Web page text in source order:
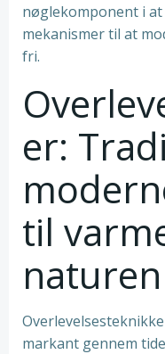
nøglekomponent i
mekanismer til at
fri.
er:
til
naturen
markant gennem